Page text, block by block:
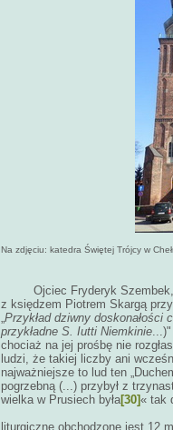
Na zdjęciu: katedra Świętej Trójcy w
Ojciec Fryderyk Szembek, o
z księdzem Piotrem Skargą
„Przykład dziwny doskonałości
przykładne S. Iutti Niemkinie...)"
chociaż na jej prośbę nie
ludzi, że takiej liczby ani
najważniejsze to lud ten
pogrzebną (...) przybył z
wielka w Prusiech była[30]« tak
liturgiczne obchodzone jest 12